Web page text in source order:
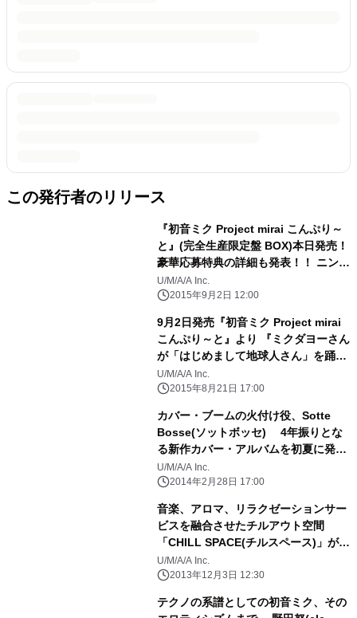
この発行者のリリース
『初音ミク Project mirai こんぷり～
と』(完全生産限定盤 BOX)本日発売！
豪華応募特典の詳細も発表！！ ニンテ
ンドー3DS用ゲーム「初音ミク
Project mirai」シリーズの 歴代楽曲約
U/M/A/A Inc.
2015年9月2日 12:00
9月2日発売『初音ミク Project mirai
こんぷり～と』より 『ミクダヨーさん
が「はじめまして地球人さん」を踊っ
てみた』と、 ルームBGM、ボーカル
チェンジVer.の試聴動画を公開！！
U/M/A/A Inc.
2015年8月21日 17:00
カバー・ブームの火付け役、Sotte
Bosse(ソットボッセ) 4年振りとな
る新作カバー・アルバムを初夏に発売
決定！
U/M/A/A Inc.
2014年2月28日 17:00
音楽、アロマ、リラクゼーションサー
ビスを融合させたチルアウト空間
「CHILL SPACE(チルスペース)」が渋
谷クロスタワー内に12月3日オープン
U/M/A/A Inc.
2013年12月3日 12:30
テクノの系譜としての初音ミク、その